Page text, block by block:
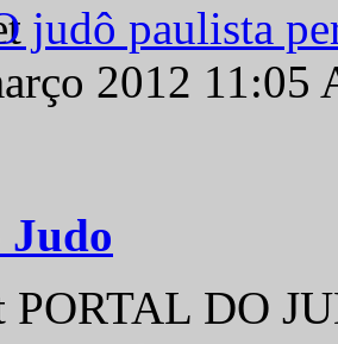
judô paulista
2012
DO